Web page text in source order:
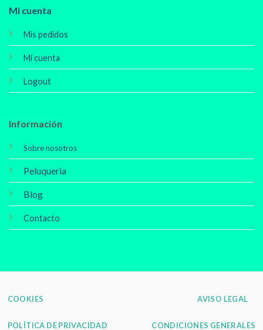
Mi cuenta
Mis pedidos
Mi cuenta
Logout
Información
Sobre nosotros
Peluqueria
Blog
Contacto
COOKIES
POLÍTICA DE PRIVACIDAD
AVISO LEGAL
CONDICIONES GENERALES